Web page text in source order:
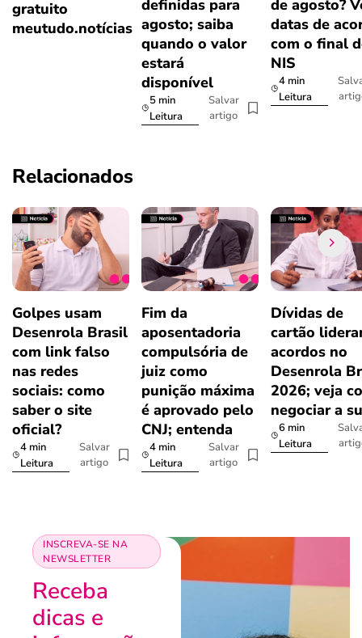
gratuito
meutudo.notícias
definidas para
agosto; saiba
quando o valor
estará
disponível
5 min
Leitura
Salvar
artigo
de agosto?
datas de
com o final
NIS
4 min
Leitura
Relacionados
Golpes usam
Desenrola Brasil
com link falso
nas redes
sociais: como
saber o site
oficial?
4 min
Leitura
Salvar
artigo
Fim da
aposentadoria
compulsória de
juiz como
punição máxima
é aprovado pelo
CNJ; entenda
4 min
Leitura
Salvar
artigo
Dívidas de
cartão
acordos no
Desenrola
2026; veja
negociar a
6 min
Leitura
INSCREVA-SE NA
NEWSLETTER
Receba
dicas e